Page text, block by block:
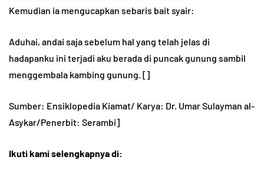
Kemudian ia mengucapkan sebaris bait syair:
Aduhai, andai saja sebelum hal yang telah jelas di
hadapanku ini terjadi aku berada di puncak gunung sambil
menggembala kambing gunung. []
Sumber: Ensiklopedia Kiamat/ Karya: Dr. Umar Sulayman al-
Asykar/Penerbit: Serambi]
Ikuti kami selengkapnya di: